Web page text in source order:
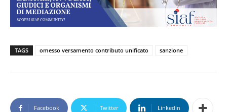
TAGS omesso versamento contributo unificato sanzione
Facebook Twitter Linkedin